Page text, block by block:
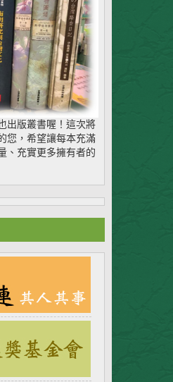
出版叢書喔！這次將
您，希望讓每本充滿
、充實更多擁有者的